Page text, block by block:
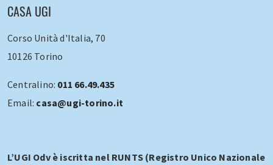
CASA UGI
Corso Unità d'Italia, 70
10126 Torino
Centralino: 011 66.49.435
Email: casa@ugi-torino.it
L’UGI Odv è iscritta nel RUNTS (Registro Unico Nazionale